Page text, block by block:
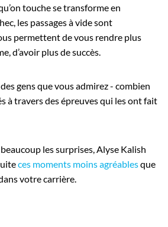
touche se transforme en
les passages à vide sont
permettent de vous rendre plus
d’avoir plus de succès.
gens que vous admirez - combien
à travers des épreuves qui les ont fait
beaucoup les surprises, Alyse Kalish
ces moments moins agréablesque
votre carrière.